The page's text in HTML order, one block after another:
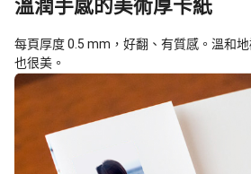
溫潤手感的美術厚卡紙
每頁厚度 0.5 mm，好翻、有質感。溫和
也很美。